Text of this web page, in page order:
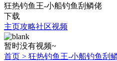
狂热钓鱼王-小船钓鱼刮鳞佬
下载
主页攻略社区视频
暂时没有视频~
首页 > 狂热钓鱼王-小船钓鱼刮